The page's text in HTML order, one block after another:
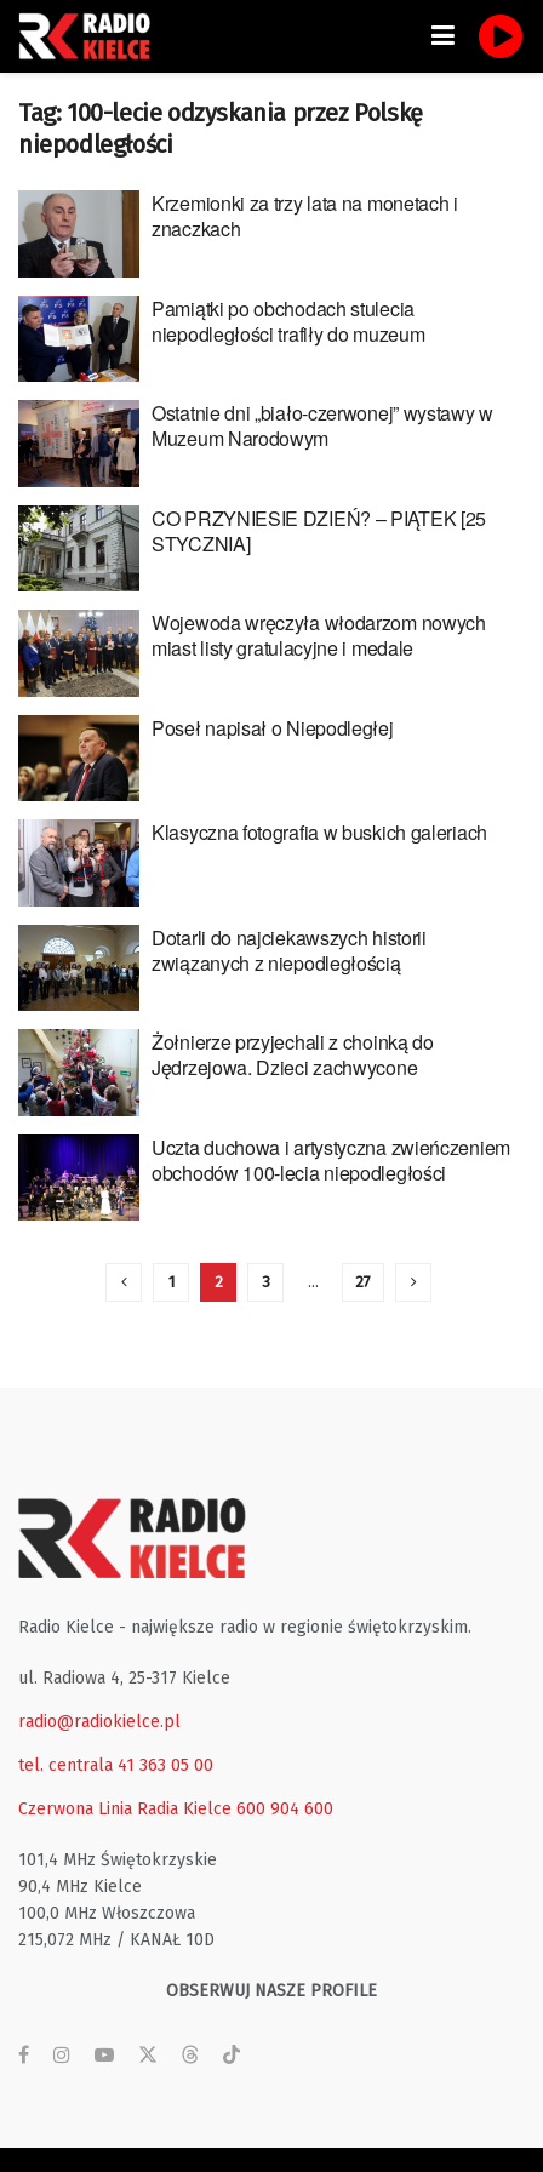
Tag: 100-lecie odzyskania przez Polskę
niepodległości
Krzemionki za trzy lata na monetach i
znaczkach
Pamiątki po obchodach stulecia
niepodległości trafiły do muzeum
Ostatnie dni „biało-czerwonej” wystawy w
Muzeum Narodowym
CO PRZYNIESIE DZIEŃ? – PIĄTEK [25
STYCZNIA]
Wojewoda wręczyła włodarzom nowych
miast listy gratulacyjne i medale
Poseł napisał o Niepodległej
Klasyczna fotografia w buskich galeriach
Dotarli do najciekawszych historii
związanych z niepodległością
Żołnierze przyjechali z choinką do
Jędrzejowa. Dzieci zachwycone
Uczta duchowa i artystyczna zwieńczeniem
obchodów 100-lecia niepodległości
1 2 3 … 27
Radio Kielce - największe radio w regionie świętokrzyskim.
ul. Radiowa 4, 25-317 Kielce
radio@radiokielce.pl
tel. centrala 41 363 05 00
Czerwona Linia Radia Kielce 600 904 600
101,4 MHz Świętokrzyskie
90,4 MHz Kielce
100,0 MHz Włoszczowa
215,072 MHz / KANAŁ 10D
OBSERWUJ NASZE PROFILE